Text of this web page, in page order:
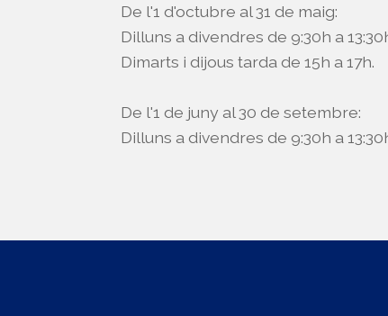
De l'1 d'octubre al 31 de maig:
Dilluns a divendres de 9:30h a
Dimarts i dijous tarda de 15h a 17h.
De l'1 de juny al 30 de setembre:
Dilluns a divendres de 9:30h a